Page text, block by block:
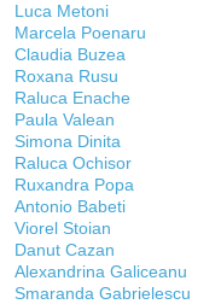
Luca Metoni
Marcela Poenaru
Claudia Buzea
Roxana Rusu
Raluca Enache
Paula Valean
Simona Dinita
Raluca Ochisor
Ruxandra Popa
Antonio Babeti
Viorel Stoian
Danut Cazan
Alexandrina Galiceanu
Smaranda Gabrielescu